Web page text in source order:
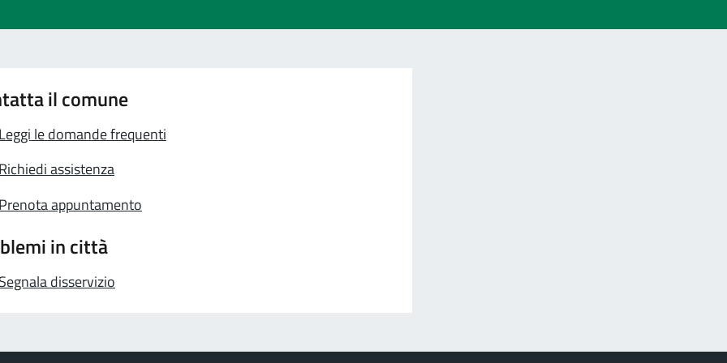
il comune
Leggi le domande frequenti
Richiedi assistenza
Prenota appuntamento
in città
Segnala disservizio